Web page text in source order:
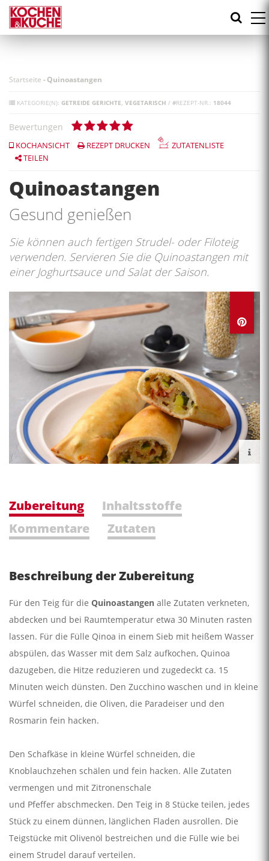
Direkt
zum
Inhalt
Startseite -Quinoastangen
KATEGORIE(N): GETREIDE GERICHTE VEGETARISCH / #REZEPT-NR.: 18044
Bewertungen
KOCHANSICHT REZEPT DRUCKEN
ZUTATENLISTE
TEILEN
Quinoastangen
Gesund genießen
Sie können auch fertigen Strudel- oder Filoteig
verwenden. Servieren Sie die Quinoastangen mit
einer Joghurtsauce und Salat der Saison.
Zubereitung
Inhaltsstoffe
Kommentare
Zutaten
Beschreibung der Zubereitung
Für den Teig für die Quinoastangen alle Zutaten verkneten,
abdecken und bei Raumtemperatur etwa 30 Minuten rasten
lassen. Für die Fülle Qinoa in einem Sieb mit heißem Wasser
abspülen, das Wasser mit dem Salz aufkochen, Quinoa
dazugeben, die Hitze reduzieren und zugedeckt ca. 15
Minuten weich dünsten. Den Zucchino waschen und in kleine
Würfel schneiden, die Oliven, die Paradeiser und den
Rosmarin fein hacken.
Den Schafkäse in kleine Würfel schneiden, die
Knoblauchzehen schälen und fein hacken. Alle Zutaten
vermengen und mit Zitronenschale
und Pfeffer abschmecken. Den Teig in 8 Stücke teilen, jedes
Stück zu einem dünnen, länglichen Fladen ausrollen. Die
Teigstücke mit Olivenöl bestreichen und die Fülle wie bei
einem Strudel darauf verteilen.